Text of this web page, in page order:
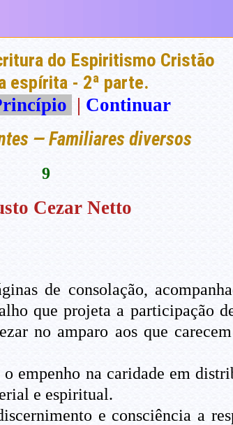
do Espiritismo Cristão
espírita - 2ª parte.
| Continuar
— Familiares diversos
9
Cezar Netto
de consolação,
que projeta a participação
no amparo aos que
empenho na caridade em
e espiritual.
e consciência a